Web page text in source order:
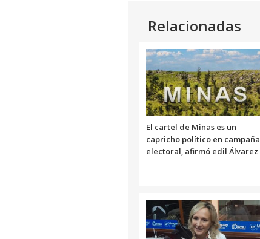
Relacionadas
El cartel de Minas es un
capricho político en campaña
electoral, afirmó edil Álvarez